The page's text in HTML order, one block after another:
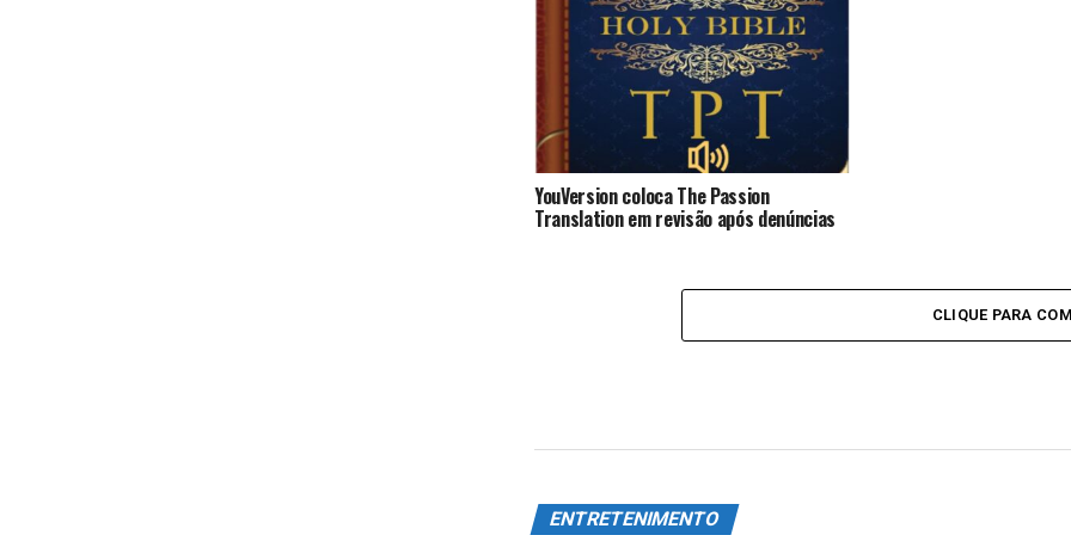
YouVersion coloca The Passion
Translation em revisão após denúncias
CLIQUE PARA
ENTRETENIMENTO